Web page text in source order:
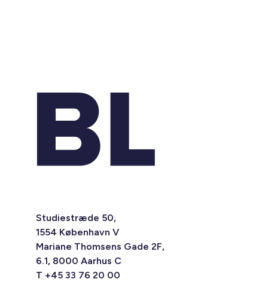
Studiestræde 50,
1554 København V
Mariane Thomsens Gade 2F,
6.1, 8000 Aarhus C
T +45 33 76 20 00